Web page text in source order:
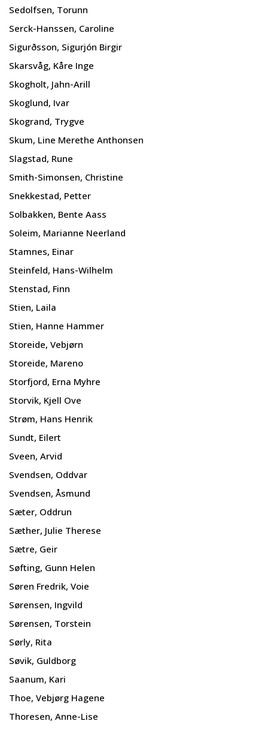
Sedolfsen, Torunn
Serck-Hanssen, Caroline
Sigurðsson, Sigurjón Birgir
Skarsvåg, Kåre Inge
Skogholt, Jahn-Arill
Skoglund, Ivar
Skogrand, Trygve
Skum, Line Merethe Anthonsen
Slagstad, Rune
Smith-Simonsen, Christine
Snekkestad, Petter
Solbakken, Bente Aass
Soleim, Marianne Neerland
Stamnes, Einar
Steinfeld, Hans-Wilhelm
Stenstad, Finn
Stien, Laila
Stien, Hanne Hammer
Storeide, Vebjørn
Storeide, Mareno
Storfjord, Erna Myhre
Storvik, Kjell Ove
Strøm, Hans Henrik
Sundt, Eilert
Sveen, Arvid
Svendsen, Oddvar
Svendsen, Åsmund
Sæter, Oddrun
Sæther, Julie Therese
Sætre, Geir
Søfting, Gunn Helen
Søren Fredrik, Voie
Sørensen, Ingvild
Sørensen, Torstein
Sørly, Rita
Søvik, Guldborg
Saanum, Kari
Thoe, Vebjørg Hagene
Thoresen, Anne-Lise